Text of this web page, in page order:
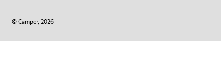
© Camper, 2026